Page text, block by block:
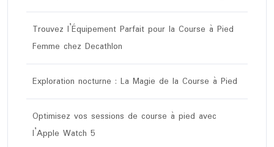
Trouvez l’Équipement Parfait pour la Course à Pied
Femme chez Decathlon
Exploration nocturne : La Magie de la Course à Pied
Optimisez vos sessions de course à pied avec
l’Apple Watch 5